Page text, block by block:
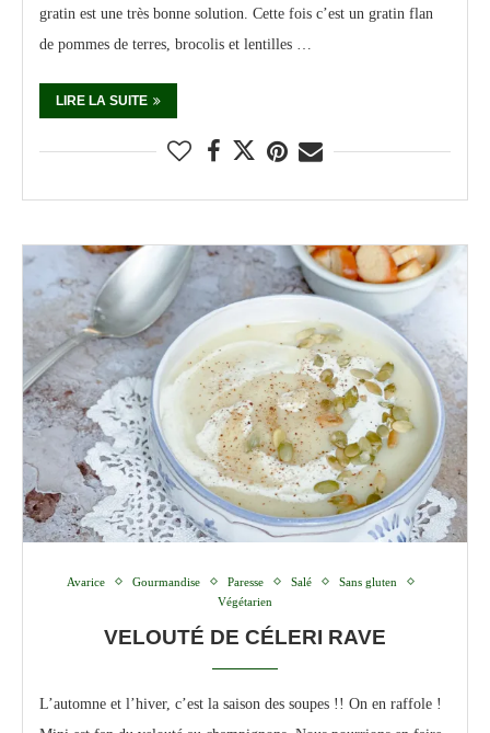
gratin est une très bonne solution. Cette fois c’est un gratin flan
de pommes de terres, brocolis et lentilles …
LIRE LA SUITE
Avarice Gourmandise Paresse Salé
Sans gluten
Végétarien
VELOUTÉ DE CÉLERI RAVE
L’automne et l’hiver, c’est la saison des soupes !! On en raffole !